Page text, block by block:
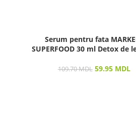
Serum pentru fata
SUPERFOOD 30 ml Detox de
109.70MDL 59.95 MDL